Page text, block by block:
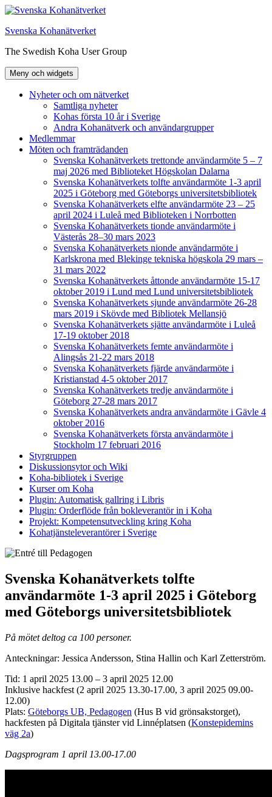
Hoppa
innehåll
Svenska Kohanätverket
The Swedish Koha User Group
Meny och widgets
Nyheter och om nätverket
Samtliga nyheter
Kohas första 10 år i Sverige
Andra Kohanätverk och användargrupper
Medlemmar
Möten och framträdanden
Svenska Kohanätverkets trettonde användarmöte 5 – 7
maj 2026 med Biblioteket Högskolan Dalarna
Svenska Kohanätverkets tolfte användarmöte 1-3 april
2025 i Göteborg med Göteborgs universitetsbibliotek
Svenska Kohanätverkets elfte användarmöte 23 – 25
april 2024 i Luleå med Biblioteken i Norrbotten
Svenska Kohanätverkets tionde användarmöte i
Västerås 28–30 mars 2023
Svenska Kohanätverkets nionde användarmöte i
Karlskrona med Blekinge tekniska högskola 29 mars –
31 mars 2022
Svenska Kohanätverkets åttonde användarmöte 15-17
oktober 2019 i Lund med Lund universitetsbibliotek
Svenska Kohanätverkets sjunde användarmöte 26-28
mars 2019 i Skövde med Bibliotek Mellansjö
Svenska Kohanätverkets sjätte användarmöte i Luleå
17-19 oktober 2018
Svenska Kohanätverkets femte användarmöte i
Alingsås 21-22 mars 2018
Svenska Kohanätverkets fjärde användarmöte i
Kristianstad 4-5 oktober 2017
Svenska Kohanätverkets tredje användarmöte i
Göteborg 27-28 mars 2017
Svenska Kohanätverkets andra användarmöte i Gävle 4
oktober 2016
Svenska Kohanätverkets första användarmöte i
Stockholm 17 februari 2016
Styrgruppen
Diskussionsytor och Wiki
Koha-bibliotek i Sverige
Kurser om Koha
Plugin: Automatisk gallring i Libris
Plugin: Orderflöde från bokleverantör in i Koha
Projekt: Kompetensutveckling kring Koha
Kohatjänsteleverantörer i Sverige
Svenska Kohanätverkets tolfte
användarmöte 1-3 april 2025 i Göteborg
med Göteborgs universitetsbibliotek
På mötet deltog ca 100 personer.
Anteckningar: Jessica Andersson, Stina Hallin och Karl Zetterström.
Tid: 1 april 2025 13.00 – 3 april 2025 12.00
Inklusive hackfest (2 april 2025 13.30-17.00, 3 april 2025 09.00-
12.00)
Plats: Göteborgs UB, Pedagogen (Hus B vid grönsakstorget),
hackfesten på Digitala tjänster vid Linnéplatsen (Konstepidemins
väg 2a)
Dagsprogram 1 april 13.00-17.00